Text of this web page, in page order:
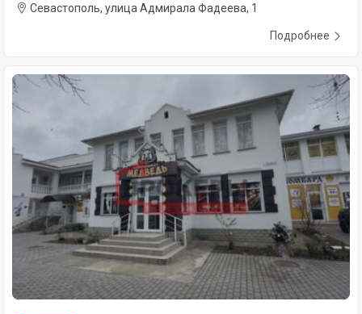
Севастополь, улица Адмирала Фадеева, 1
Подробнее